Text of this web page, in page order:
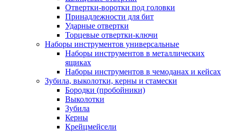
Отвертки-воротки под головки
Принадлежности для бит
Ударные отвертки
Торцевые отвертки-ключи
Наборы инструментов универсальные
Наборы инструментов в металлических
ящиках
Наборы инструментов в чемоданах и кейсах
Зубила, выколотки, керны и стамески
Бородки (пробойники)
Выколотки
Зубила
Керны
Крейцмейсели